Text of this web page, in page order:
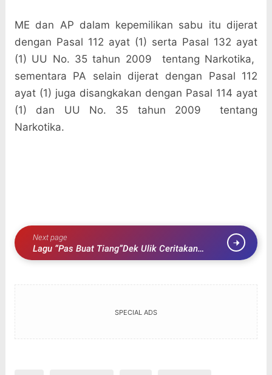
ME dan AP dalam kepemilikan sabu itu dijerat
dengan Pasal 112 ayat (1) serta Pasal 132 ayat
(1) UU No. 35 tahun 2009
tentang Narkotika,
sementara PA selain dijerat dengan Pasal 112
ayat (1) juga disangkakan dengan Pasal 114 ayat
(1) dan UU No. 35 tahun 2009
tentang
Narkotika.
Next page
Lagu “Pas Buat Tiang”Dek Ulik Ceritakan
tentang Kesederhanaan dalam Hubungan
SPECIAL ADS